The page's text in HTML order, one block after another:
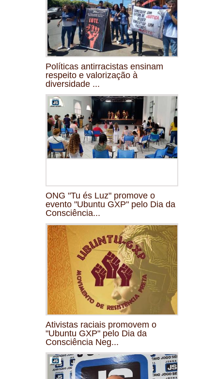
Políticas antirracistas ensinam
respeito e valorização à
diversidade ...
ONG "Tu és Luz" promove o
evento "Ubuntu GXP" pelo Dia da
Consciência...
Ativistas raciais promovem o
"Ubuntu GXP" pelo Dia da
Consciência Neg...